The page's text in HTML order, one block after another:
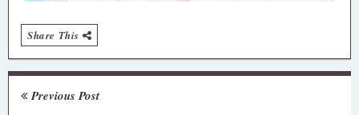
Share This
Previous Post